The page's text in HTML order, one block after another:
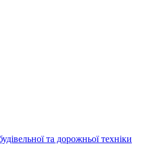
та дорожньої техніки